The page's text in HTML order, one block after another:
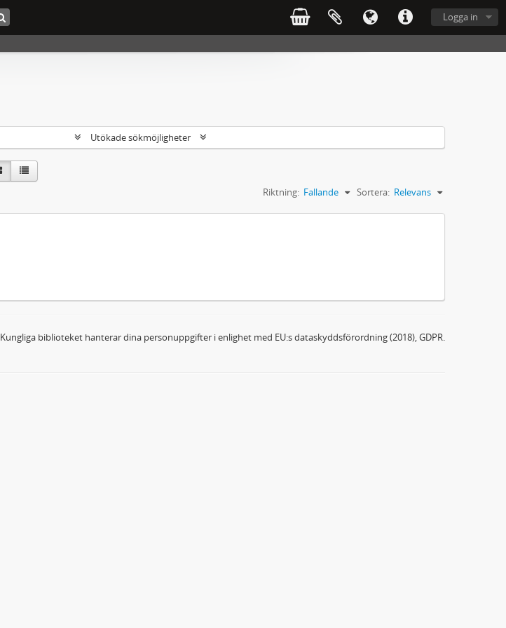
Logga in
Utökade sökmöjligheter
Sortera: Relevans
Riktning: Fallande
Kungliga biblioteket hanterar dina personuppgifter i enlighet med EU:s dataskyddsförordning (2018), GDPR.